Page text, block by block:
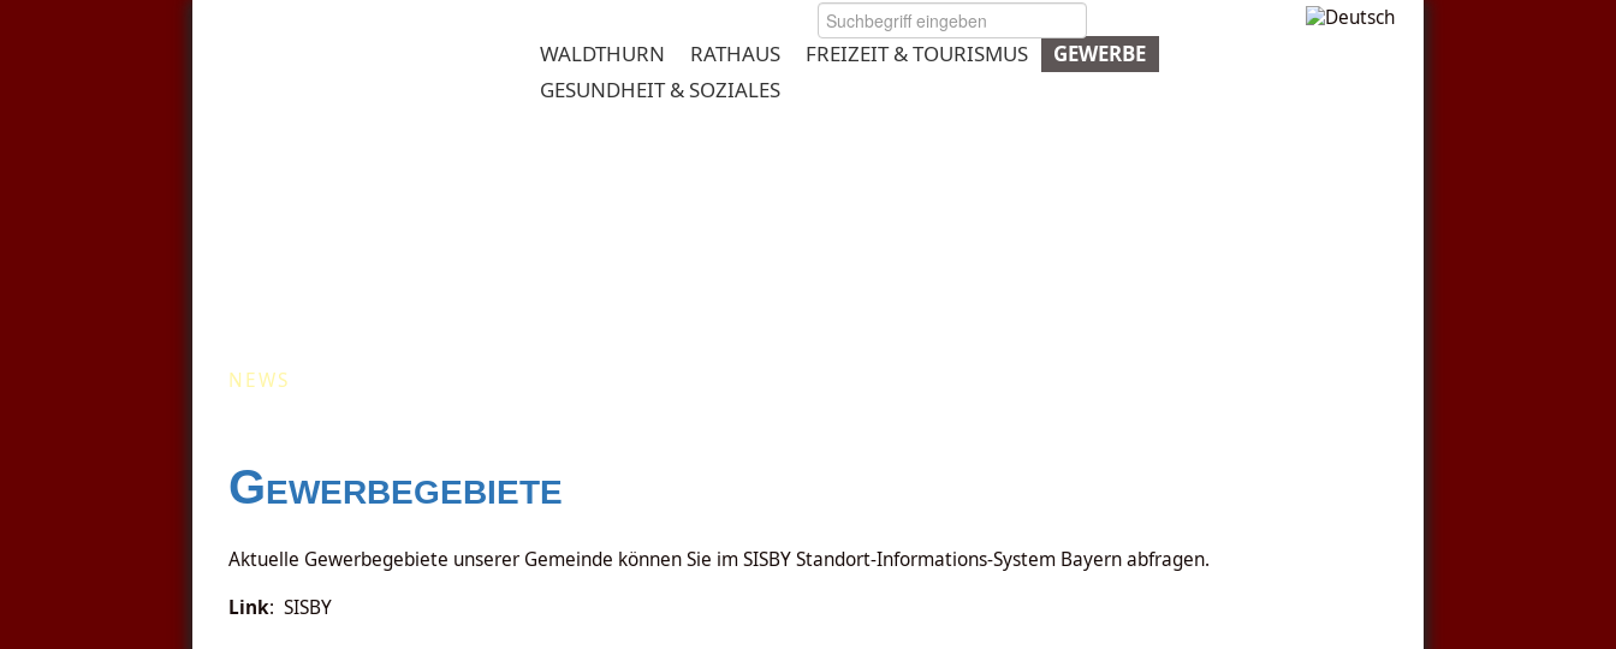
WALDTHURN RATHAUS FREIZEIT & TOURISMUS
GEWERBE
GESUNDHEIT & SOZIALES
NEWS
Gewerbegebiete
Aktuelle Gewerbegebiete unserer Gemeinde können Sie im SISBY Standort-Informations-System Bayern abfragen.
Link: SISBY